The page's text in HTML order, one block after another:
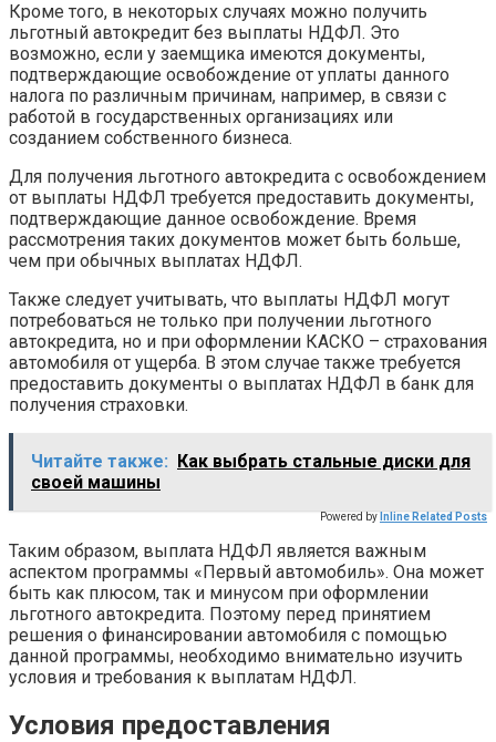
Кроме того, в некоторых случаях можно получить
льготный автокредит без выплаты НДФЛ. Это
возможно, если у заемщика имеются документы,
подтверждающие освобождение от уплаты данного
налога по различным причинам, например, в связи с
работой в государственных организациях или
созданием собственного бизнеса.
Для получения льготного автокредита с освобождением
от выплаты НДФЛ требуется предоставить документы,
подтверждающие данное освобождение. Время
рассмотрения таких документов может быть больше,
чем при обычных выплатах НДФЛ.
Также следует учитывать, что выплаты НДФЛ могут
потребоваться не только при получении льготного
автокредита, но и при оформлении КАСКО – страхования
автомобиля от ущерба. В этом случае также требуется
предоставить документы о выплатах НДФЛ в банк для
получения страховки.
Читайте также: Как выбрать стальные диски для
своей машины
Powered by Inline Related Posts
Таким образом, выплата НДФЛ является важным
аспектом программы «Первый автомобиль». Она может
быть как плюсом, так и минусом при оформлении
льготного автокредита. Поэтому перед принятием
решения о финансировании автомобиля с помощью
данной программы, необходимо внимательно изучить
условия и требования к выплатам НДФЛ.
Условия предоставления